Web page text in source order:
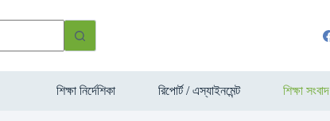
শিক্ষা নির্দেশিকা রিপোর্ট / এস্যাইনমেন্ট শিক্ষা সংবাদ